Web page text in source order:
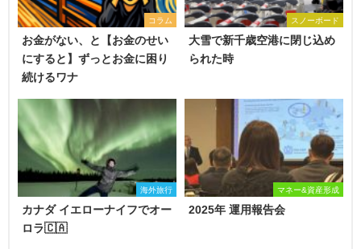
コラム
お金がない、と【お金のせい
にすると】ずっとお金に困り
続けるワナ
スノーボード
大雪で新千歳空港に閉じ込め
られた時
海外旅行
カナダ イエローナイフでオー
ロラ🇨🇦
マネー&資産形成
2025年 運用報告会